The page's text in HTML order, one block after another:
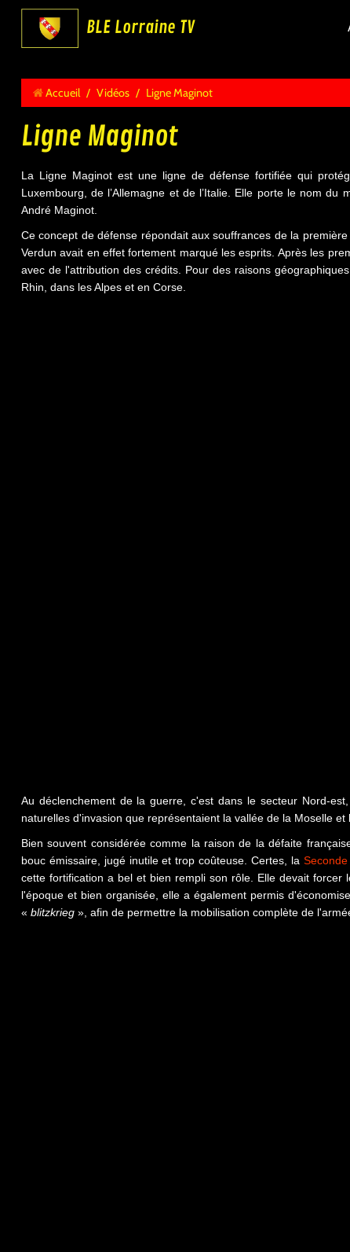
BLE Lorraine TV
Accueil / Vidéos / Ligne Maginot
Ligne Maginot
La Ligne Maginot est une ligne de défense fortifiée qui
Luxembourg, de l’Allemagne et de l’Italie. Elle porte le nom
André Maginot.
Ce concept de défense répondait aux souffrances de la
Verdun avait en effet fortement marqué les esprits. Après les
avec de l'attribution des crédits. Pour des raisons
Rhin, dans les Alpes et en Corse.
Au déclenchement de la guerre, c'est dans le secteur Nord-
naturelles d'invasion que représentaient la vallée de la Moselle et
Bien souvent considérée comme la raison de la défaite
bouc émissaire, jugé inutile et trop coûteuse. Certes, la
cette fortification a bel et bien rempli son rôle. Elle devait
l'époque et bien organisée, elle a également permis
« blitzkrieg», afin de permettre la mobilisation complète de